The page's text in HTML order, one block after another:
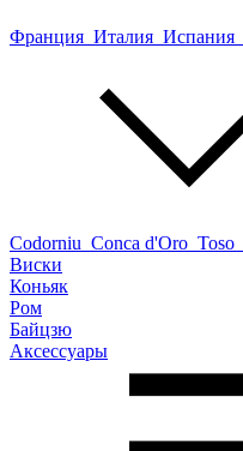
Франция Италия Испания
Codorniu Conca d'Oro Toso
Виски
Коньяк
Ром
Байцзю
Аксессуары